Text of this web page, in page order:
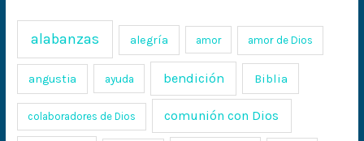
alabanzas alegría amor amor de Dios
angustia ayuda bendición Biblia
colaboradores de Dios comunión con Dios